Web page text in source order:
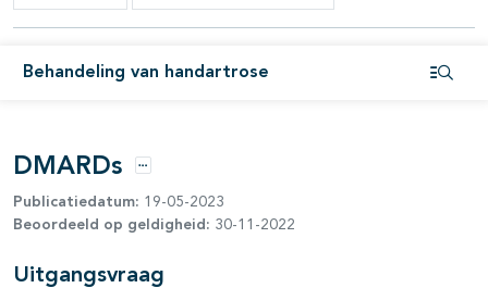
Behandeling van handartrose
open- en dichtklappen
DMARDs Opties
Publicatiedatum: 19-05-2023
Beoordeeld op geldigheid: 30-11-2022
Uitgangsvraag